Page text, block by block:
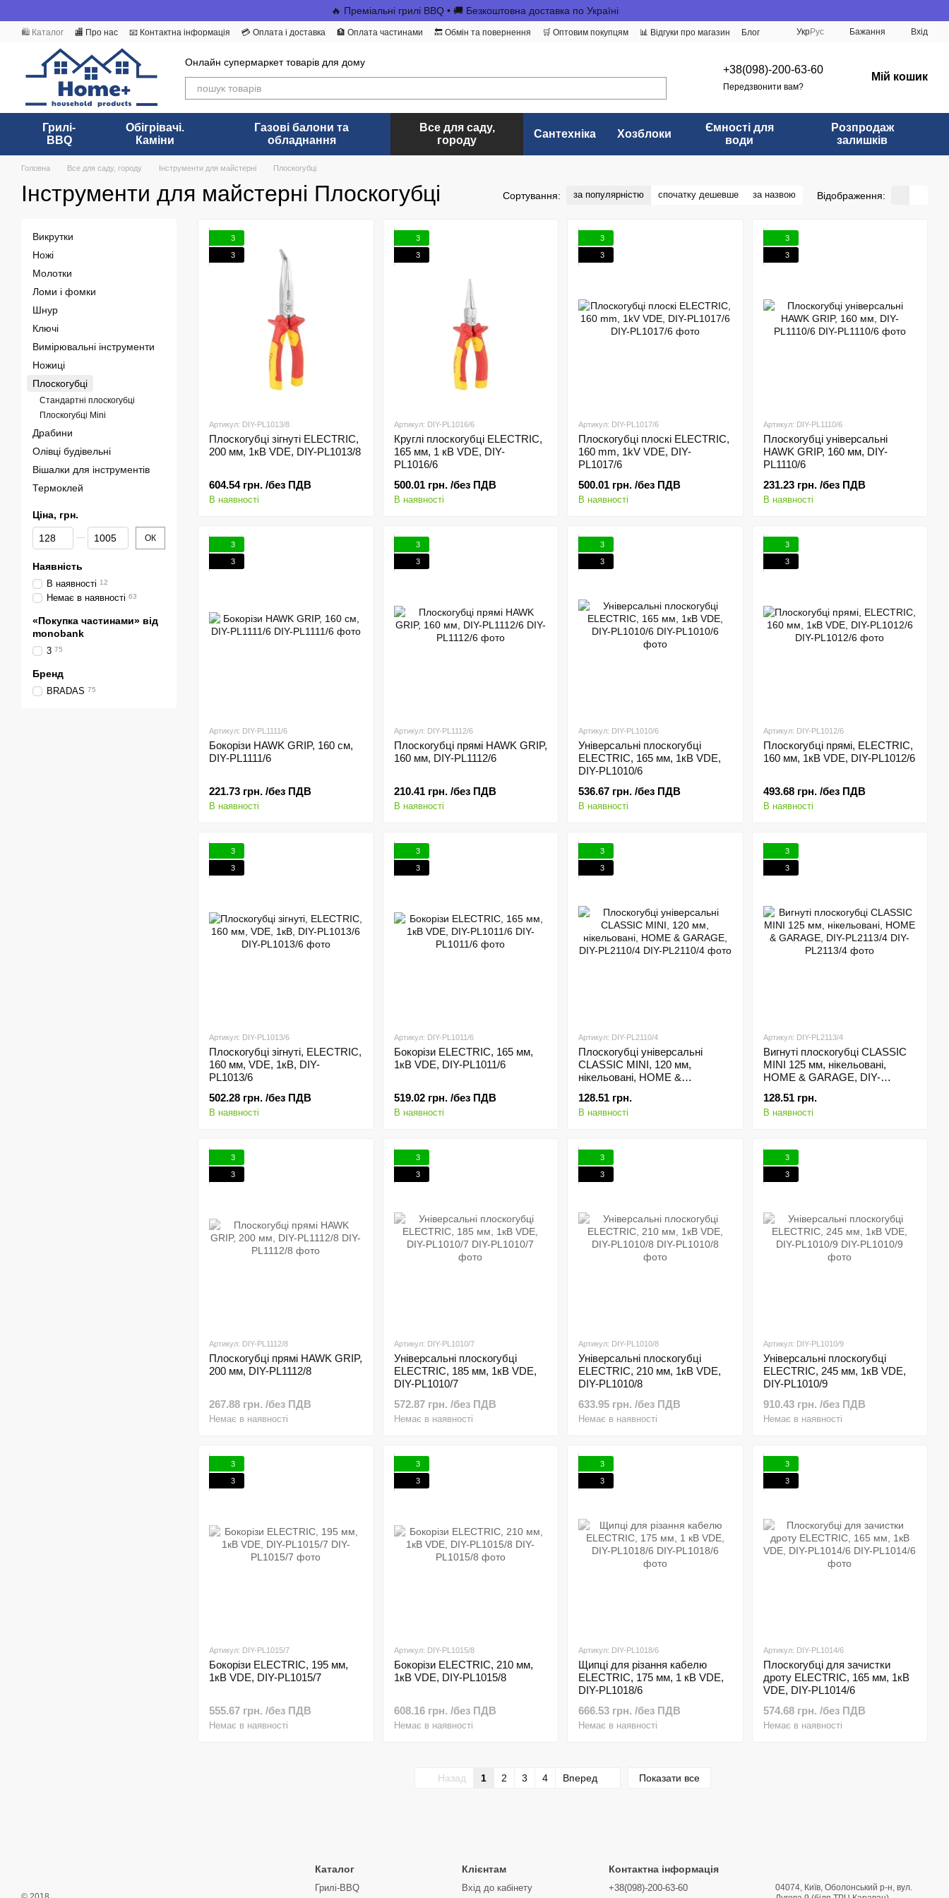
🔥 Преміальні грилі BBQ • 🚚 Безкоштовна доставка по Україні
🛍️ Каталог 🏬 Про нас 📧 Контактна інформація 💳 Оплата і доставка 🏦 Оплата частинами 🔙 Обмін та повернення 🛒 Оптовим покупцям 📊 Відгуки про магазин
Блог
Бренди
Угода користувача
УкрРус Бажання Вхід
Онлайн супермаркет товарів для дому
+38(098)-200-63-60
Передзвонити вам?
Мій кошик
Грилі-
BBQ
Обігрівачі.
Каміни
Газові балони та
обладнання
Все для саду,
городу
Сантехніка Хозблоки
Ємності для
води
Розпродаж
залишків
Головна Все для саду, городу Інструменти для майстерні Плоскогубці
Інструменти для майстерні Плоскогубці Сортування: за популярністю спочатку дешевше за назвою Відображення:
3
3
Артикул: DIY-PL1013/8
Плоскогубці зігнуті ELECTRIC,
200 мм, 1кВ VDE, DIY-PL1013/8
604.54 грн. /без ПДВ
В наявності
3
3
Артикул: DIY-PL1016/6
Круглі плоскогубці ELECTRIC,
165 мм, 1 кВ VDE, DIY-
PL1016/6
500.01 грн. /без ПДВ
В наявності
3
3
Артикул: DIY-PL1017/6
Плоскогубці плоскі ELECTRIC,
160 mm, 1kV VDE, DIY-
PL1017/6
500.01 грн. /без ПДВ
В наявності
3
3
Артикул: DIY-PL1110/6
Плоскогубці універсальні
HAWK GRIP, 160 мм, DIY-
PL1110/6
231.23 грн. /без ПДВ
В наявності
3
3
Артикул: DIY-PL1111/6
Бокорізи HAWK GRIP, 160 см,
DIY-PL1111/6
221.73 грн. /без ПДВ
В наявності
3
3
Артикул: DIY-PL1112/6
Плоскогубці прямі HAWK GRIP,
160 мм, DIY-PL1112/6
210.41 грн. /без ПДВ
В наявності
3
3
Артикул: DIY-PL1010/6
Універсальні плоскогубці
ELECTRIC, 165 мм, 1кВ VDE,
DIY-PL1010/6
536.67 грн. /без ПДВ
В наявності
3
3
Артикул: DIY-PL1012/6
Плоскогубці прямі, ELECTRIC,
160 мм, 1кВ VDE, DIY-PL1012/6
493.68 грн. /без ПДВ
В наявності
3
3
Артикул: DIY-PL1013/6
Плоскогубці зігнуті, ELECTRIC,
160 мм, VDE, 1кВ, DIY-
PL1013/6
502.28 грн. /без ПДВ
В наявності
3
3
Артикул: DIY-PL1011/6
Бокорізи ELECTRIC, 165 мм,
1кВ VDE, DIY-PL1011/6
519.02 грн. /без ПДВ
В наявності
3
3
Артикул: DIY-PL2110/4
Плоскогубці універсальні
CLASSIC MINI, 120 мм,
нікельовані, HOME &
128.51 грн.
В наявності
3
3
Артикул: DIY-PL2113/4
Вигнуті плоскогубці CLASSIC
MINI 125 мм, нікельовані,
HOME & GARAGE, DIY-
128.51 грн.
В наявності
3
3
Артикул: DIY-PL1112/8
Плоскогубці прямі HAWK GRIP,
200 мм, DIY-PL1112/8
267.88 грн. /без ПДВ
Немає в наявності
3
3
Артикул: DIY-PL1010/7
Універсальні плоскогубці
ELECTRIC, 185 мм, 1кВ VDE,
DIY-PL1010/7
572.87 грн. /без ПДВ
Немає в наявності
3
3
Артикул: DIY-PL1010/8
Універсальні плоскогубці
ELECTRIC, 210 мм, 1кВ VDE,
DIY-PL1010/8
633.95 грн. /без ПДВ
Немає в наявності
3
3
Артикул: DIY-PL1010/9
Універсальні плоскогубці
ELECTRIC, 245 мм, 1кВ VDE,
DIY-PL1010/9
910.43 грн. /без ПДВ
Немає в наявності
3
3
Артикул: DIY-PL1015/7
Бокорізи ELECTRIC, 195 мм,
1кВ VDE, DIY-PL1015/7
555.67 грн. /без ПДВ
Немає в наявності
3
3
Артикул: DIY-PL1015/8
Бокорізи ELECTRIC, 210 мм,
1кВ VDE, DIY-PL1015/8
608.16 грн. /без ПДВ
Немає в наявності
3
3
Артикул: DIY-PL1018/6
Щипці для різання кабелю
ELECTRIC, 175 мм, 1 кВ VDE,
DIY-PL1018/6
666.53 грн. /без ПДВ
Немає в наявності
3
3
Артикул: DIY-PL1014/6
Плоскогубці для зачистки
дроту ELECTRIC, 165 мм, 1кВ
VDE, DIY-PL1014/6
574.68 грн. /без ПДВ
Немає в наявності
Назад 1 2 3 4 Вперед Показати все
Викрутки
Ножі
Молотки
Ломи і фомки
Шнур
Ключі
Вимірювальні інструменти
Ножиці
Плоскогубці
Стандартні плоскогубці
Плоскогубці Mini
Драбини
Олівці будівельні
Вішалки для інструментів
Термоклей
Ціна, грн.
Від Ціна, грн.
До Ціна, грн. ОК
Наявність
В наявності 12
Немає в наявності 63
«Покупка частинами» від
monobank
3 75
Бренд
BRADAS 75
Каталог
Грилі-BBQ
Клієнтам
Вхід до кабінету
Контактна інформація
+38(098)-200-63-60
04074, Київ, Оболонський р-н, вул.